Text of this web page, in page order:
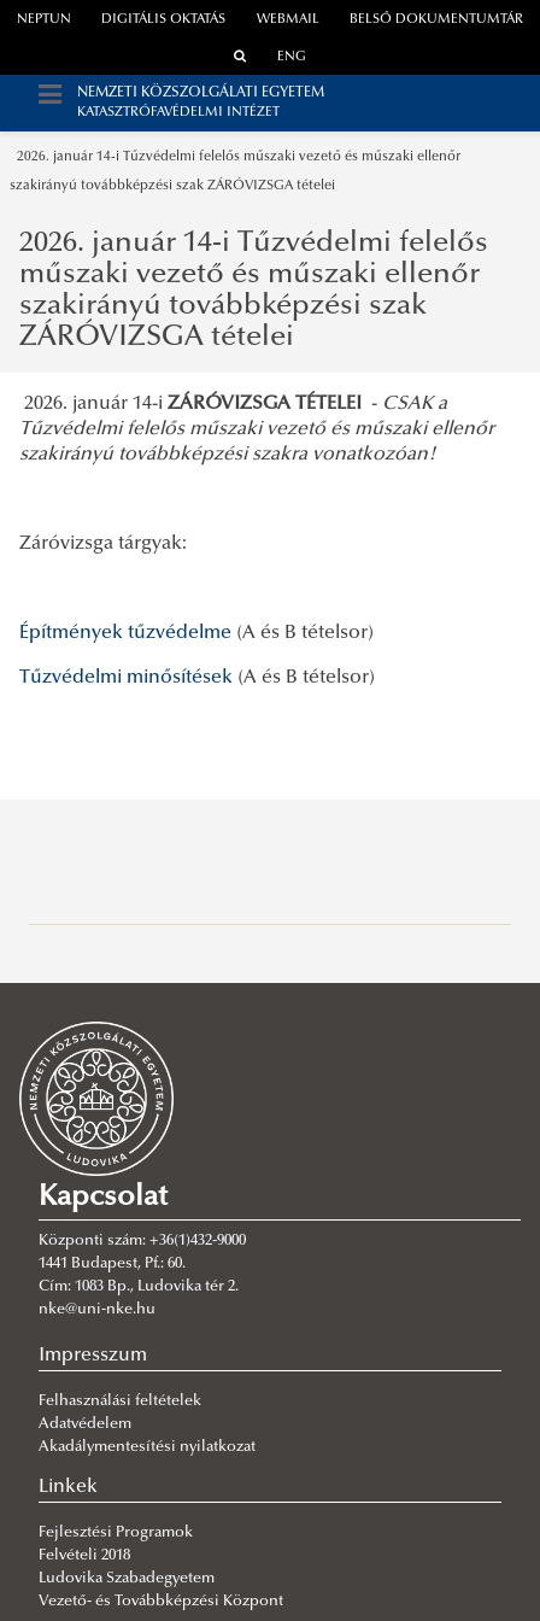
WEBMAIL
NEPTUN DIGITÁLIS OKTATÁS BELSŐ DOKUMENTUMTÁR
ENG
NEMZETI KÖZSZOLGÁLATI EGYETEM
KATASZTRÓFAVÉDELMI INTÉZET
2026. január 14-i Tűzvédelmi felelős műszaki vezető és műszaki ellenőr
szakirányú továbbképzési szak ZÁRÓVIZSGA tételei
2025-2026. tanév I. őszi félévével kapcsolatos információk
A tanév beosztása
Kedvezményes tanulmányi rend - ÚTMUTATÓ az NKE
RTK hallgatói részére
Választható témakörök diplomamunkához,
szakdolgozathoz, TDK dolgozathoz - 2025/2026
Kritikusinfrastruktúra-védelmi biztonsági összekötő
személy szakirányú továbbképzési szak szakdolgozatainak
témajegyzéke
2026. január 19-20-a közötti Kritikusinfrastruktúra-védelmi
biztonsági összekötő személy szakirányú továbbképzési
2026. január 14-i Tűzvédelmi felelős műszaki vezető és
műszaki ellenőr szakirányú továbbképzési szak
ZÁRÓVIZSGA tételei
2025/2026 tanév záróvizsga témakörei
2024/2025 záróvizsga
2024/2025 tanév záróvizsga témakörei
Szakmai gyakorlat - 2026
Feladatlapok
Dokumentumok/Nyomtatványok
2026. január 14-i Tűzvédelmi felelős
műszaki vezető és műszaki ellenőr
szakirányú továbbképzési szak
ZÁRÓVIZSGA tételei
2026. január 14-i ZÁRÓVIZSGA TÉTELEI - CSAK a
Tűzvédelmi felelős műszaki vezető és műszaki ellenőr
szakirányú továbbképzési szakra vonatkozóan!
Záróvizsga tárgyak:
Építmények tűzvédelme (A és B tételsor)
Tűzvédelmi minősítések (A és B tételsor)
Kapcsolat
Központi szám: +36(1)432-9000
1441 Budapest, Pf.: 60.
Cím: 1083 Bp., Ludovika tér 2.
nke@uni-nke.hu
Impresszum
Felhasználási feltételek
Adatvédelem
Akadálymentesítési nyilatkozat
Linkek
Fejlesztési Programok
Felvételi 2018
Ludovika Szabadegyetem
Vezető- és Továbbképzési Központ